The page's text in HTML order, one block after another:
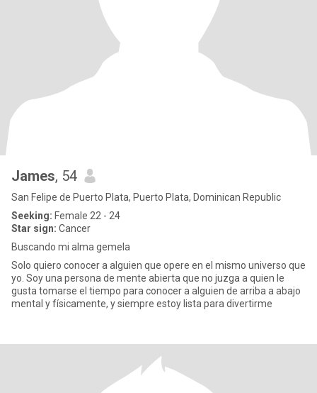
James, 54
San Felipe de Puerto Plata, Puerto Plata, Dominican Republic
Seeking: Female 22 - 24
Star sign: Cancer
Buscando mi alma gemela
Solo quiero conocer a alguien que opere en el mismo universo que
yo. Soy una persona de mente abierta que no juzga a quien le
gusta tomarse el tiempo para conocer a alguien de arriba a abajo
mental y físicamente, y siempre estoy lista para divertirme